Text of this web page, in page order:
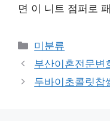
면 이 니트 점퍼로
Categories
미분류
부산이혼전문변
두바이초콜릿찹